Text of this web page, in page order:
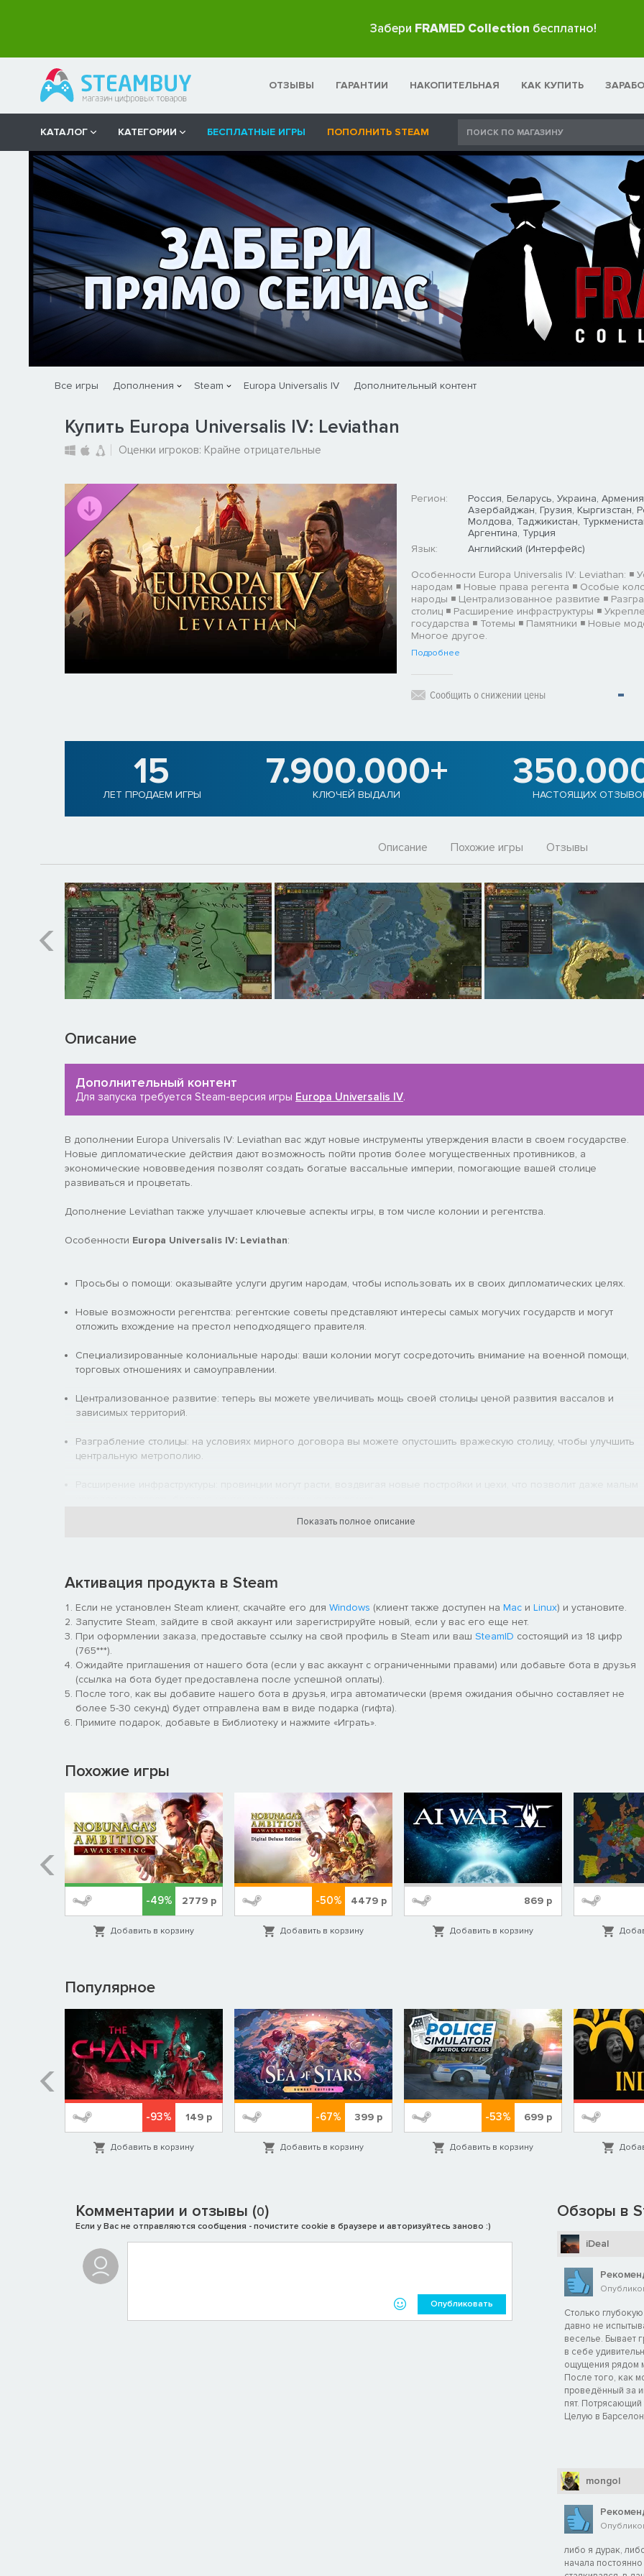
Забери FRAMED Collection бесплатно!
ОТЗЫВЫ ГАРАНТИИ НАКОПИТЕЛЬНАЯ КАК КУПИТЬ
КАТАЛОГ КАТЕГОРИИ БЕСПЛАТНЫЕ ИГРЫ ПОПОЛНИТЬ STEAM
Все игры Дополнения Steam Europa Universalis IV Дополнительный контент
Купить Europa Universalis IV: Leviathan
Оценки игроков: Крайне отрицательные
Регион:
Россия, Беларусь, Украина,
Азербайджан, Грузия, Кыргизстан,
Молдова, Таджикистан,
Аргентина, Турция
Язык:
Английский (Интерфейс)
Особенности Europa Universalis IV: Leviathan: ◾
народам ◾ Новые права регента ◾ Особые
народы ◾ Централизованное развитие ◾
столиц ◾ Расширение инфраструктуры ◾
государства ◾ Тотемы ◾ Памятники ◾ Новые
Многое другое.
Подробнее
Сообщить о снижении цены
15
ЛЕТ ПРОДАЕМ ИГРЫ
7.900.000+
КЛЮЧЕЙ ВЫДАЛИ НАСТОЯЩИХ
Описание Похожие игры Отзывы
Описание
Дополнительный контент
Для запуска требуется Steam-версия игры Europa Universalis IV.
В дополнении Europa Universalis IV: Leviathan вас ждут новые инструменты утверждения власти в своем государстве.
Новые дипломатические действия дают возможность пойти против более могущественных противников, а
экономические нововведения позволят создать богатые вассальные империи, помогающие вашей столице
развиваться и процветать.
Дополнение Leviathan также улучшает ключевые аспекты игры, в том числе колонии и регентства.
Особенности Europa Universalis IV: Leviathan:
Просьбы о помощи: оказывайте услуги другим народам, чтобы использовать их в своих дипломатических целях.
Новые возможности регентства: регентские советы представляют интересы самых могучих государств и могут
отложить вхождение на престол неподходящего правителя.
Специализированные колониальные народы: ваши колонии могут сосредоточить внимание на военной помощи,
торговых отношениях и самоуправлении.
Централизованное развитие: теперь вы можете увеличивать мощь своей столицы ценой развития вассалов и
зависимых территорий.
Разграбление столицы: на условиях мирного договора вы можете опустошить вражескую столицу, чтобы улучшить
центральную метрополию.
Централизованное государство: потратив неиспользованные очки реформ, можно уменьшить стоимость
навыки, которые были у тех при жизни.
Памятники: начинайте и улучшайте грандиозные проекты, чтобы добавить своей империи бонусы.
Новые модели единиц: обновлен вид армий юго-восточных азиатских народов, включая индонезийский и
полинезийский.
Прочее: возможность проводить ковровые осады, проектирование транспорта для плутократов, соревнование
наследников за право на престол и другие изменения.
Показать полное описание
Активация продукта в Steam
Если не установлен Steam клиент, скачайте его для Windows (клиент также доступен на Mac и Linux) и установите.
Запустите Steam, зайдите в свой аккаунт или зарегистрируйте новый, если у вас его еще нет.
При оформлении заказа, предоставьте ссылку на свой профиль в Steam или ваш SteamID состоящий из 18 цифр
(765***).
Ожидайте приглашения от нашего бота (если у вас аккаунт с ограниченными правами) или добавьте бота в друзья
(ссылка на бота будет предоставлена после успешной оплаты).
После того, как вы добавите нашего бота в друзья, игра автоматически (время ожидания обычно составляет не
более 5-30 секунд) будет отправлена вам в виде подарка (гифта).
Примите подарок, добавьте в Библиотеку и нажмите «Играть».
Похожие игры
-49% 2779р
Добавить в корзину
-50% 4479р
Добавить в корзину
869 р
Добавить в корзину
Популярное
-93% 149 р
Добавить в корзину
-67% 399 р
Добавить в корзину
-53% 699 р
Добавить в корзину
Комментарии и отзывы (0)
Если у Вас не отправляются сообщения - почистите cookie в браузере и авторизуйтесь заново :)
Опубликовать
Обзоры в
iDeal
Столько
давно не
веселье. Бывает
в себе
ощущения рядом
После того, как
проведённый за
пят.
Целую в
mongol
либо я дурак,
начала